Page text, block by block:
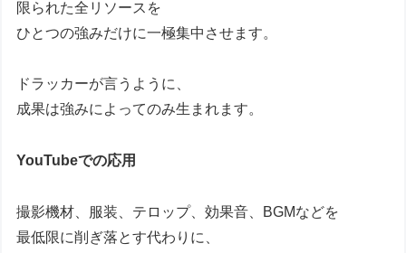
限られた全リソースを
ひとつの強みだけに一極集中させます。
ドラッカーが言うように、
成果は強みによってのみ生まれます。
YouTubeでの応用
撮影機材、服装、テロップ、効果音、BGMなどを
最低限に削ぎ落とす代わりに、